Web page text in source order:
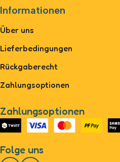
Informationen
Über uns
Lieferbedingungen
Rückgaberecht
Zahlungsoptionen
Zahlungsoptionen
Folge uns